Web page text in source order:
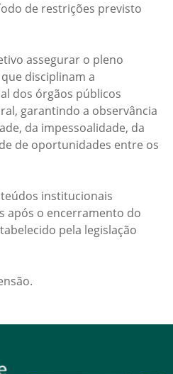
de restrições previsto
assegurar o pleno
disciplinam a
dos órgãos públicos
garantindo a observância
da impessoalidade, da
de oportunidades entre os
institucionais
após o encerramento do
pela legislação